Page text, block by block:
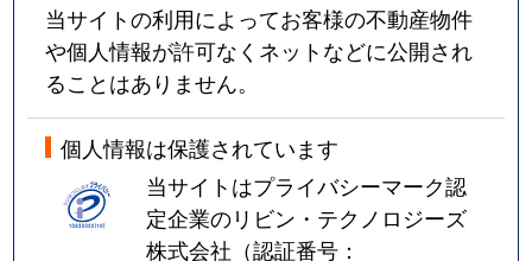
当サイトの利用によってお客様の不動産物件
や個人情報が許可なくネットなどに公開され
ることはありません。
個人情報は保護されています
当サイトはプライバシーマーク認
定企業のリビン・テクノロジーズ
株式会社（認証番号：